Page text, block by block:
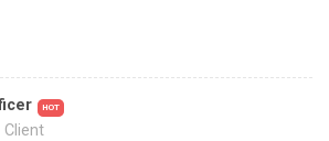
HOT
Client